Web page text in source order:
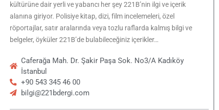
kültürüne dair yerli ve yabancı her şey 221B’nin ilgi ve içerik
alanına giriyor. Polisiye kitap, dizi, film incelemeleri, özel
röportajlar, satır aralarında veya tozlu raflarda kalmış bilgi ve
belgeler, öyküler 221B’de bulabileceğiniz içerikler…
Caferağa Mah. Dr. Şakir Paşa Sok. No3/A Kadıköy
İstanbul
+90 543 345 46 00
bilgi@221bdergi.com